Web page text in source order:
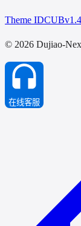
Theme IDCUB
© 2026 Dujiao-
在线客服